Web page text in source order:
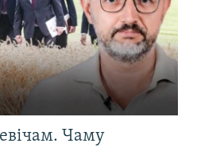
Чаму